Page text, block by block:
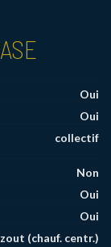
Oui
Oui
collectif
Non
Oui
Oui
(chauf. centr.)